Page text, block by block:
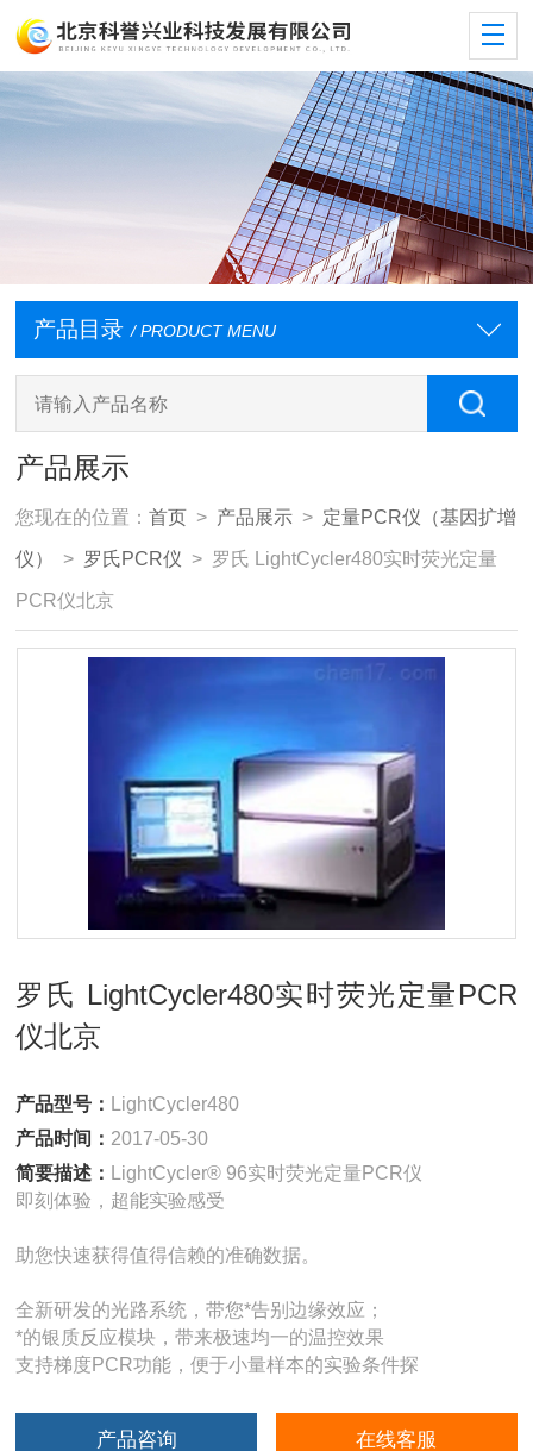
产品目录 / PRODUCT MENU
产品展示
您现在的位置：首页 > 产品展示 > 定量PCR仪（基因扩增
仪） > 罗氏PCR仪 > 罗氏 LightCycler480实时荧光定量
PCR仪北京
罗氏 LightCycler480实时荧光定量PCR
仪北京
产品型号：
LightCycler480
产品时间： 2017-05-30
简要描述：
LightCycler® 96实时荧光定量PCR仪
即刻体验，超能实验感受
助您快速获得值得信赖的准确数据。
全新研发的光路系统，带您*告别边缘效应；
*的银质反应模块，带来极速均一的温控效果
支持梯度PCR功能，便于小量样本的实验条件探
产品咨询 在线客服